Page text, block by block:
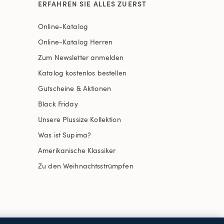
ERFAHREN SIE ALLES ZUERST
Online-Katalog
Online-Katalog Herren
Zum Newsletter anmelden
Katalog kostenlos bestellen
Gutscheine & Aktionen
Black Friday
Unsere Plussize Kollektion
Was ist Supima?
Amerikanische Klassiker
Zu den Weihnachtsstrümpfen